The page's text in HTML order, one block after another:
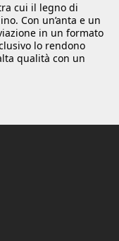
cui il legno di
Con un’anta e un
in un formato
lo rendono
qualità con un